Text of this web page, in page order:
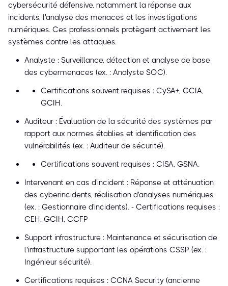
cybersécurité défensive, notamment la réponse aux
incidents, l'analyse des menaces et les investigations
numériques. Ces professionnels protègent activement les
systèmes contre les attaques.
Analyste : Surveillance, détection et analyse de base
des cybermenaces (ex. : Analyste SOC).
Certifications souvent requises : CySA+, GCIA,
GCIH.
Auditeur : Évaluation de la sécurité des systèmes par
rapport aux normes établies et identification des
vulnérabilités (ex. : Auditeur de sécurité).
Certifications souvent requises : CISA, GSNA.
Intervenant en cas d'incident : Réponse et atténuation
des cyberincidents, réalisation d'analyses numériques
(ex. : Gestionnaire d'incidents). - Certifications requises :
CEH, GCIH, CCFP
Support infrastructure : Maintenance et sécurisation de
l’infrastructure supportant les opérations CSSP (ex. :
Ingénieur sécurité).
Certifications requises : CCNA Security (ancienne